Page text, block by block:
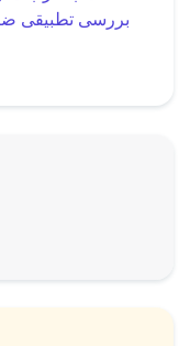
بررسی تطبیقی